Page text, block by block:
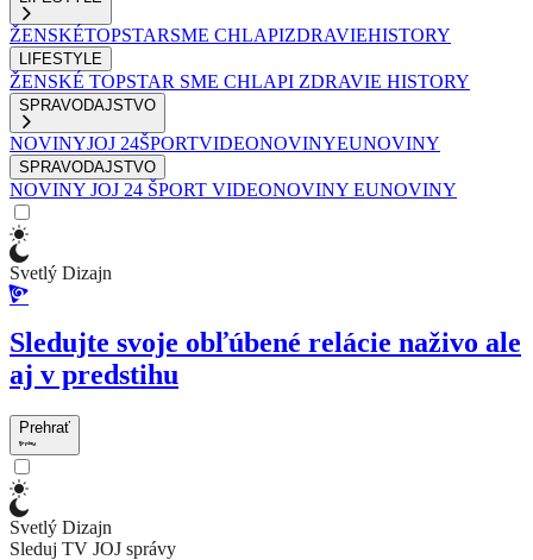
ŽENSKÉTOPSTARSME CHLAPIZDRAVIEHISTORY
LIFESTYLE
ŽENSKÉ TOPSTAR SME CHLAPI ZDRAVIE HISTORY
SPRAVODAJSTVO
NOVINYJOJ 24ŠPORTVIDEONOVINYEUNOVINY
SPRAVODAJSTVO
NOVINY JOJ 24 ŠPORT VIDEONOVINY EUNOVINY
Svetlý Dizajn
Sledujte svoje obľúbené relácie naživo ale
aj v predstihu
Prehrať
Svetlý Dizajn
Sleduj TV JOJ správy